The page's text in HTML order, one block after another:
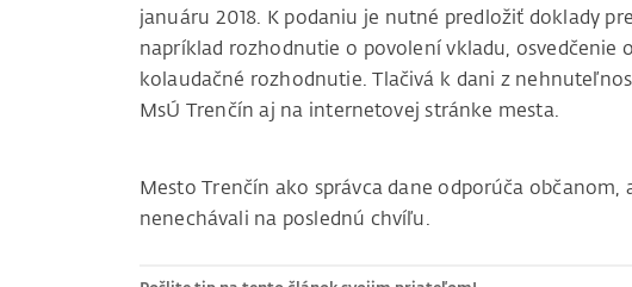
januáru 2018. K podaniu je nutné predložiť doklady
napríklad rozhodnutie o povolení vkladu, osvedčenie
kolaudačné rozhodnutie. Tlačivá k dani z
MsÚ Trenčín aj na internetovej stránke mesta.
Mesto Trenčín ako správca dane odporúča občanom,
nenechávali na poslednú chvíľu.